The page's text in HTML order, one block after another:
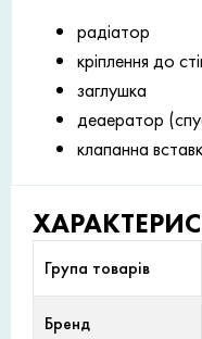
радіатор
кріплення до
заглушка
деаератор
клапанна
Група товарів
Бренд